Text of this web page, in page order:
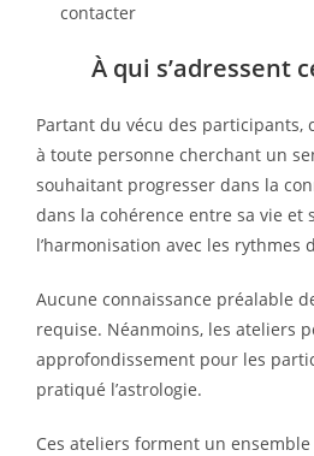
contacter
À qui s’adressent
Partant du vécu des participants,
à toute personne cherchant un
souhaitant progresser dans la
dans la cohérence entre sa vie et
l’harmonisation avec les rythmes
Aucune connaissance préalable
requise. Néanmoins, les ateliers
approfondissement pour les
pratiqué l’astrologie.
Ces ateliers forment un ensemble